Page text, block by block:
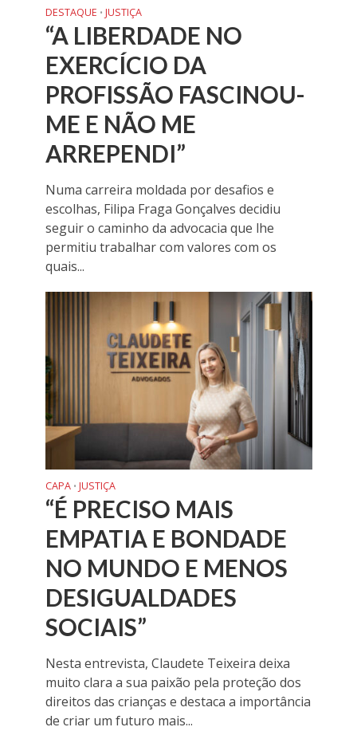
DESTAQUE • JUSTIÇA
“A LIBERDADE NO
EXERCÍCIO DA
PROFISSÃO FASCINOU-
ME E NÃO ME
ARREPENDI”
Numa carreira moldada por desafios e
escolhas, Filipa Fraga Gonçalves decidiu
seguir o caminho da advocacia que lhe
permitiu trabalhar com valores com os
quais...
CAPA • JUSTIÇA
“É PRECISO MAIS
EMPATIA E BONDADE
NO MUNDO E MENOS
DESIGUALDADES
SOCIAIS”
Nesta entrevista, Claudete Teixeira deixa
muito clara a sua paixão pela proteção dos
direitos das crianças e destaca a importância
de criar um futuro mais...